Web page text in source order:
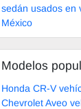
sedán usados en
México
Modelos
Honda CR-V
Chevrolet Aveo